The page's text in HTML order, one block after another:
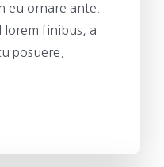
eu ornare ante.
lorem finibus, a
posuere.